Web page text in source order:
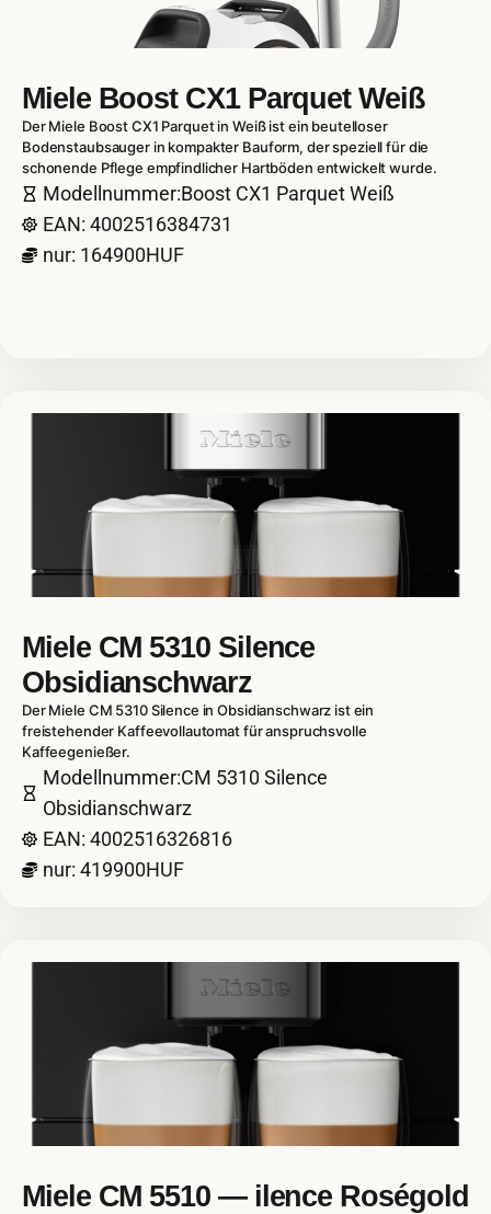
Miele Boost CX1 Parquet Weiß
Der Miele Boost CX1 Parquet in Weiß ist ein beutelloser
Bodenstaubsauger in kompakter Bauform, der speziell für die
schonende Pflege empfindlicher Hartböden entwickelt wurde.
Modellnummer:Boost CX1 Parquet Weiß
EAN: 4002516384731
nur: 164900HUF
Miele CM 5310 Silence
Obsidianschwarz
Der Miele CM 5310 Silence in Obsidianschwarz ist ein
freistehender Kaffeevollautomat für anspruchsvolle
Kaffeegenießer.
Modellnummer:CM 5310 Silence
Obsidianschwarz
EAN: 4002516326816
nur: 419900HUF
Miele CM 5510 — ilence Roségold